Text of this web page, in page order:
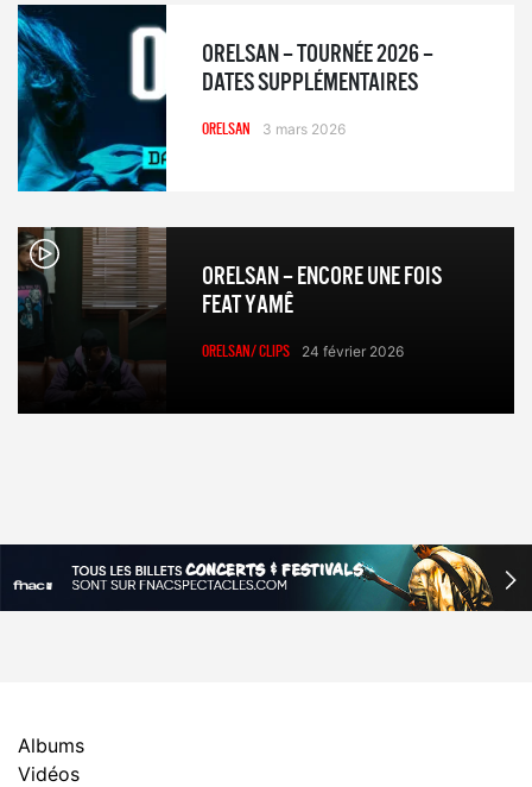
ORELSAN – TOURNÉE 2026 –
DATES SUPPLÉMENTAIRES
ORELSAN 3 mars 2026
ORELSAN – ENCORE UNE FOIS
FEAT YAMÊ
ORELSAN/ CLIPS 24 février 2026
Albums
Vidéos